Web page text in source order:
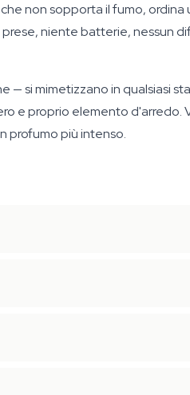
non sopporta il fumo, ordina
niente batterie, nessun
si mimetizzano in qualsiasi
e proprio elemento d'arredo.
profumo più intenso.